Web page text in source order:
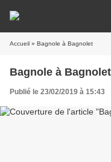
Accueil » Bagnole à Bagnolet
Bagnole à Bagnolet
Publié le 23/02/2019 à 15:43